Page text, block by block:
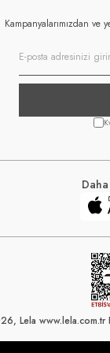
Kampanyalarımızdan
Lela www.lela.com.tr